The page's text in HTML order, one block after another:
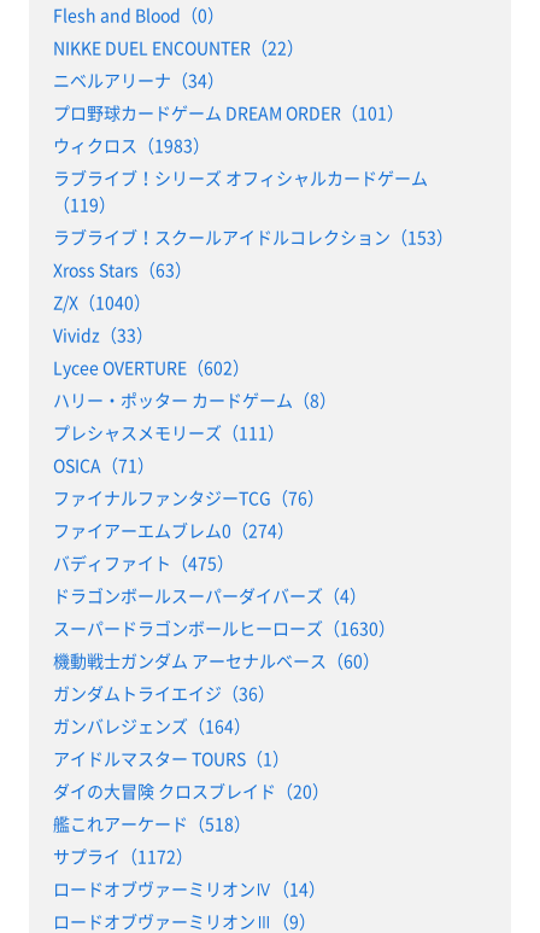
Flesh and Blood（0）
NIKKE DUEL ENCOUNTER（22）
ニベルアリーナ（34）
プロ野球カードゲーム DREAM ORDER（101）
ウィクロス（1983）
ラブライブ！シリーズ オフィシャルカードゲーム
（119）
ラブライブ！スクールアイドルコレクション（153）
Xross Stars（63）
Z/X（1040）
Vividz（33）
Lycee OVERTURE（602）
ハリー・ポッター カードゲーム（8）
プレシャスメモリーズ（111）
OSICA（71）
ファイナルファンタジーTCG（76）
ファイアーエムブレム0（274）
バディファイト（475）
ドラゴンボールスーパーダイバーズ（4）
スーパードラゴンボールヒーローズ（1630）
機動戦士ガンダム アーセナルベース（60）
ガンダムトライエイジ（36）
ガンバレジェンズ（164）
アイドルマスター TOURS（1）
ダイの大冒険 クロスブレイド（20）
艦これアーケード（518）
サプライ（1172）
ロードオブヴァーミリオンⅣ（14）
ロードオブヴァーミリオンⅢ（9）